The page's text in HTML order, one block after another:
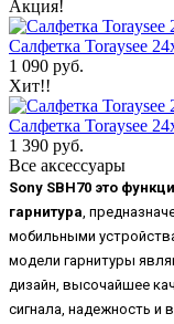
Акция!
Салфетка Toraysee
1 090 руб.
Хит!!
Салфетка Toraysee
1 390 руб.
Все аксессуары
Sony SBH70 это
гарнитура,
мобильными
модели гарнитуры
дизайн, высочайшее
сигнала, надежность и